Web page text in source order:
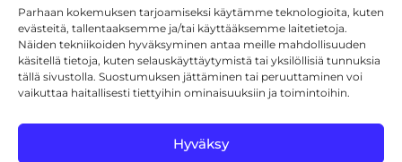
Parhaan kokemuksen tarjoamiseksi käytämme teknologioita, kuten
evästeitä, tallentaaksemme ja/tai käyttääksemme laitetietoja.
Näiden tekniikoiden hyväksyminen antaa meille mahdollisuuden
käsitellä tietoja, kuten selauskäyttäytymistä tai yksilöllisiä tunnuksia
tällä sivustolla. Suostumuksen jättäminen tai peruuttaminen voi
vaikuttaa haitallisesti tiettyihin ominaisuuksiin ja toimintoihin.
Hyväksy
Oma tili
Maksutavat
Toimitustavat
Usein kysytyt kysymykset
+358 44 270 3795
asiakaspalvelu@toolcat.fi